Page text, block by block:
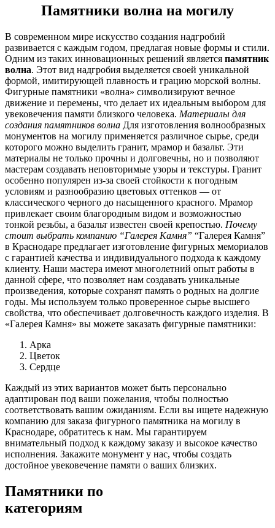
Памятники волна на могилу
В современном мире искусство создания надгробий
развивается с каждым годом, предлагая новые формы и стили.
Одним из таких инновационных решений является памятник
волна. Этот вид надгробия выделяется своей уникальной
формой, имитирующей плавность и грацию морской волны.
Фигурные памятники «волна» символизируют вечное
движение и перемены, что делает их идеальным выбором для
увековечения памяти близкого человека. Материалы для
создания памятников волна Для изготовления волнообразных
монументов на могилу применяется различное сырье, среди
которого можно выделить гранит, мрамор и базальт. Эти
материалы не только прочны и долговечны, но и позволяют
мастерам создавать неповторимые узоры и текстуры. Гранит
особенно популярен из-за своей стойкости к погодным
условиям и разнообразию цветовых оттенков — от
классического черного до насыщенного красного. Мрамор
привлекает своим благородным видом и возможностью
тонкой резьбы, а базальт известен своей крепостью. Почему
стоит выбрать компанию “Галерея Камня” “Галерея Камня”
в Краснодаре предлагает изготовление фигурных мемориалов
с гарантией качества и индивидуального подхода к каждому
клиенту. Наши мастера имеют многолетний опыт работы в
данной сфере, что позволяет нам создавать уникальные
произведения, которые сохранят память о родных на долгие
годы. Мы используем только проверенное сырье высшего
свойства, что обеспечивает долговечность каждого изделия. В
«Галерея Камня» вы можете заказать фигурные памятники:
Арка
Цветок
Сердце
Каждый из этих вариантов может быть персонально
адаптирован под ваши пожелания, чтобы полностью
соответствовать вашим ожиданиям. Если вы ищете надежную
компанию для заказа фигурного памятника на могилу в
Краснодаре, обратитесь к нам. Мы гарантируем
внимательный подход к каждому заказу и высокое качество
исполнения. Закажите монумент у нас, чтобы создать
достойное увековечение памяти о ваших близких.
Памятники по
категориям